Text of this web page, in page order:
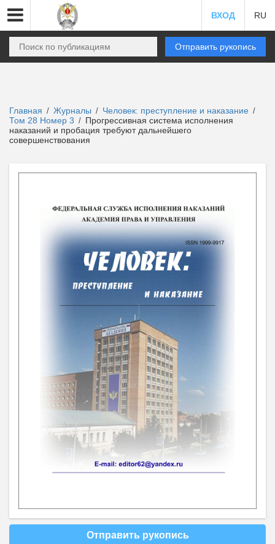
ВХОД RU
Отправить рукопись
Главная / Журналы / Человек: преступление и наказание /
Том 28 Номер 3 / Прогрессивная система исполнения
наказаний и пробация требуют дальнейшего
совершенствования
Отправить рукопись